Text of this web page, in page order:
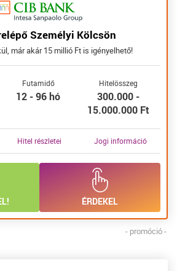
Személyi Kölcsön
már akár 15 millió Ft is igényelhető!
Futamidő
12 - 96 hó
Hitelösszeg
300.000 -
15.000.000 Ft
Hitel részletei Jogi információ
ÉRDEKEL
- promóció -